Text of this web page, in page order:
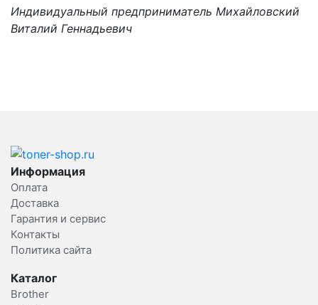
Индивидуальный предприниматель Михайловский
Виталий Геннадьевич
Информация
Оплата
Доставка
Гарантия и сервис
Контакты
Политика сайта
Каталог
Brother